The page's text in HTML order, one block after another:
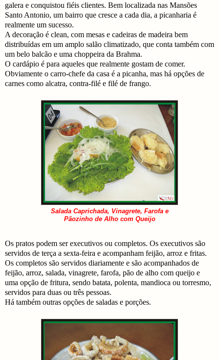
galera e conquistou fiéis clientes. Bem localizada nas Mansões
Santo Antonio, um bairro que cresce a cada dia, a picanharia é
realmente um sucesso.
A decoração é clean, com mesas e cadeiras de madeira bem
distribuídas em um amplo salão climatizado, que conta também com
um belo balcão e uma choppeira da Brahma.
O cardápio é para aqueles que realmente gostam de comer.
Obviamente o carro-chefe da casa é a picanha, mas há opções de
carnes como alcatra, contra-filé e filé de frango.
Salada Caprichada, Vinagrete, Farofa e
Pãozinho de Alho com Queijo
Os pratos podem ser executivos ou completos. Os executivos são
servidos de terça a sexta-feira e acompanham feijão, arroz e fritas.
Os completos são servidos diariamente e são acompanhados de
feijão, arroz, salada, vinagrete, farofa, pão de alho com queijo e
uma opção de fritura, sendo batata, polenta, mandioca ou torresmo,
servidos para duas ou três pessoas.
Há também outras opções de saladas e porções.